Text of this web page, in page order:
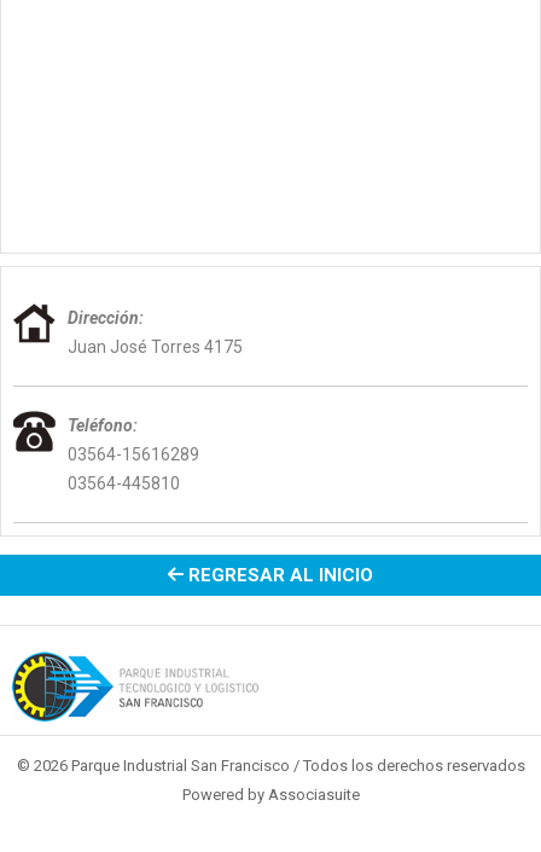
Dirección:
Juan José Torres 4175
Teléfono:
03564-15616289
03564-445810
REGRESAR AL INICIO
© 2026 Parque Industrial San Francisco / Todos los derechos reservados
Powered by Associasuite